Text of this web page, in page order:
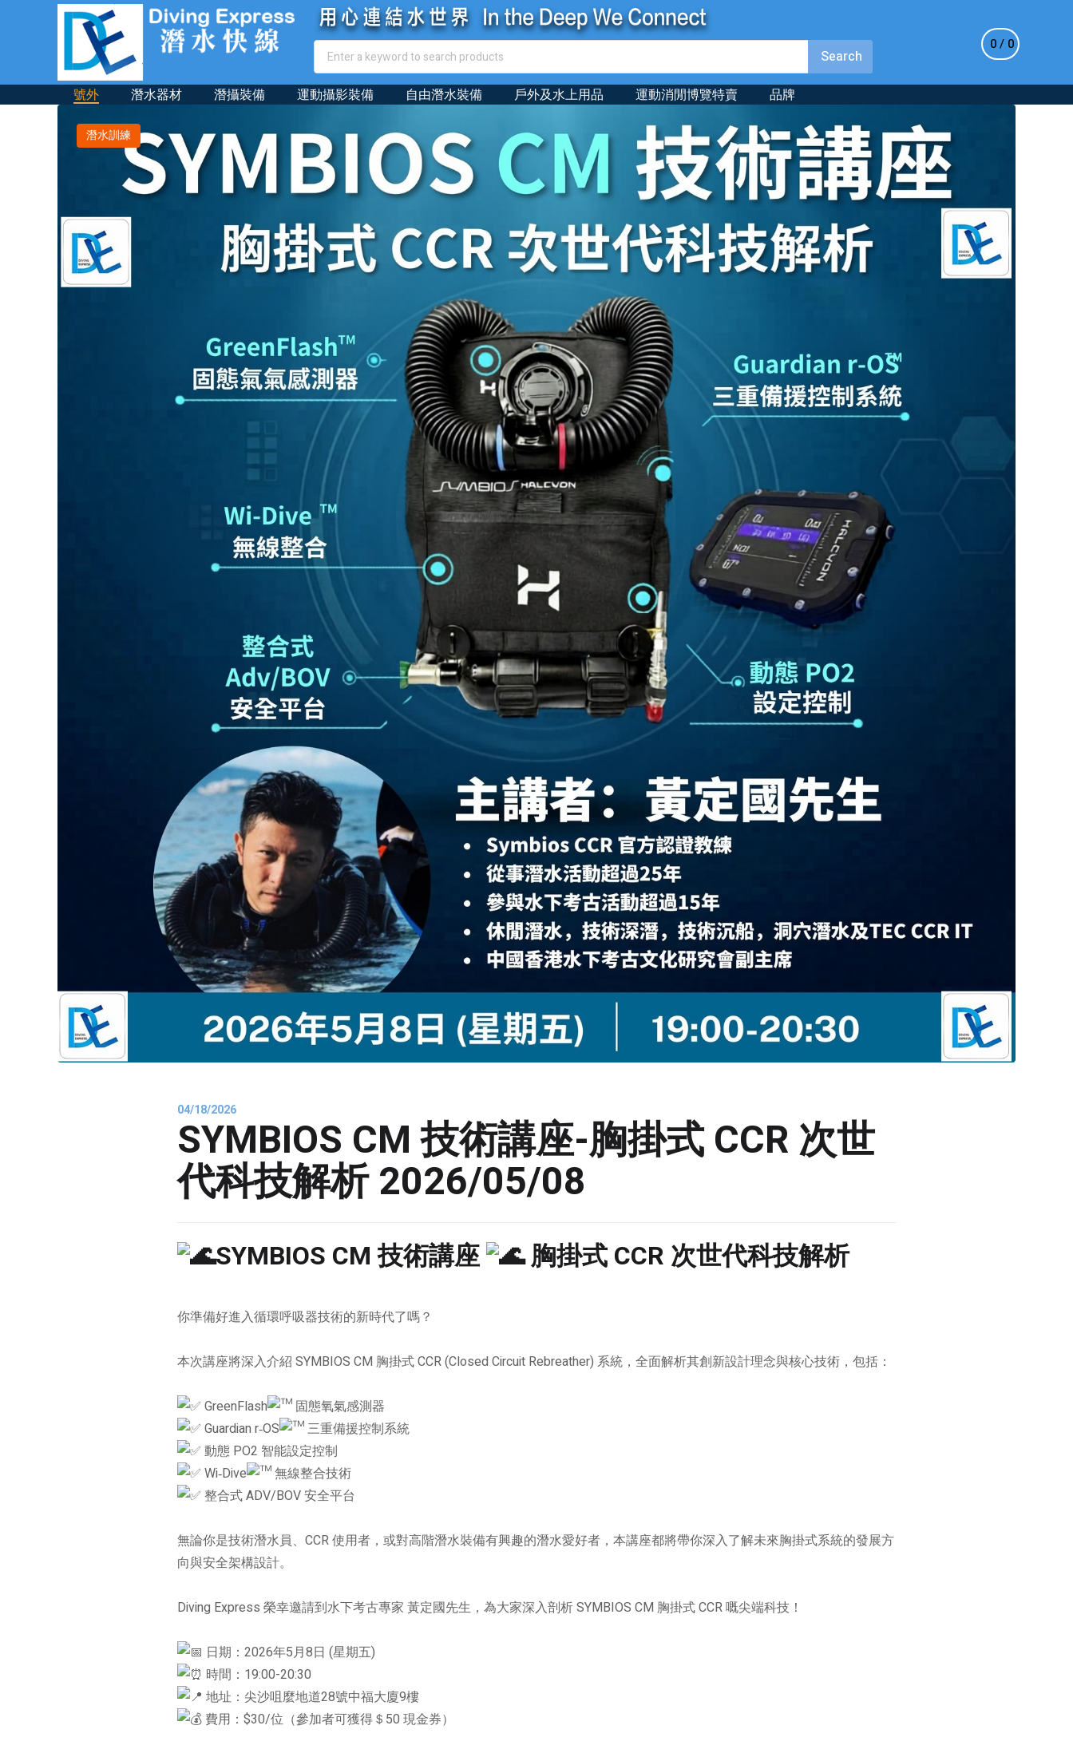
0 0
號外 潛水器材 潛攝裝備 運動攝影裝備 自由潛水裝備 戶外及水上用品 運動消閒博覽特賣 品牌
潛水訓練
04/18/2026
SYMBIOS CM 技術講座-胸掛式 CCR 次世
代科技解析 2026/05/08
SYMBIOS CM 技術講座 胸掛式 CCR 次世代科技解析
你準備好進入循環呼吸器技術的新時代了嗎？
本次講座將深入介紹 SYMBIOS CM 胸掛式 CCR (Closed Circuit Rebreather) 系統，全面解析其創新設計理念與核心技術，包括：
GreenFlash
固態氧氣感測器
Guardian r‑OS
三重備援控制系統
動態 PO2 智能設定控制
Wi‑Dive
無線整合技術
整合式 ADV/BOV 安全平台
無論你是技術潛水員、CCR 使用者，或對高階潛水裝備有興趣的潛水愛好者，本講座都將帶你深入了解未來胸掛式系統的發展方
向與安全架構設計。
Diving Express 榮幸邀請到水下考古專家 黃定國先生，為大家深入剖析 SYMBIOS CM 胸掛式 CCR 嘅尖端科技！
日期：2026年5月8日 (星期五)
時間：19:00-20:30
地址：尖沙咀麼地道28號中福大廈9樓
費用：$30/位（參加者可獲得＄50 現金券）